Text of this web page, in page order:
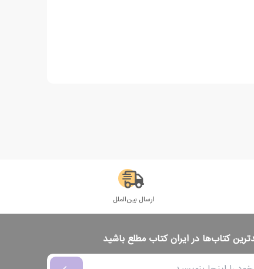
ارسال بین‌الملل
کتاب‌ها در ایران کتاب مطلع باشید